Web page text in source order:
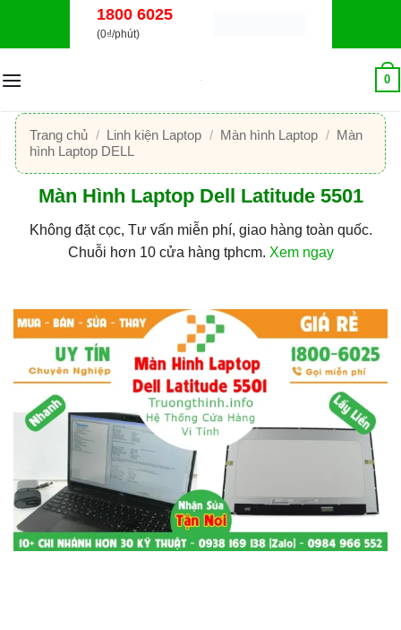
dung
1800 6025
(0₫/phút)
0
Trang chủ / Linh kiện Laptop / Màn hình Laptop / Màn
hình Laptop DELL
Màn Hình Laptop Dell Latitude 5501
Không đặt cọc, Tư vấn miễn phí, giao hàng toàn quốc.
Chuỗi hơn 10 cửa hàng tphcm. Xem ngay